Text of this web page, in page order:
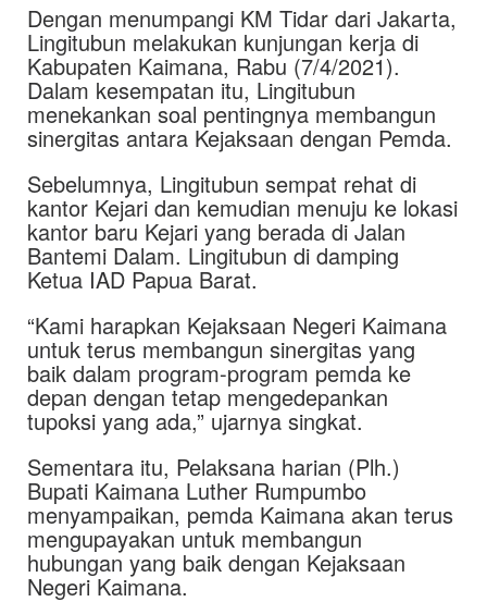
Dengan menumpangi KM Tidar dari Jakarta,
Lingitubun melakukan kunjungan kerja di
Kabupaten Kaimana, Rabu (7/4/2021).
Dalam kesempatan itu, Lingitubun
menekankan soal pentingnya membangun
sinergitas antara Kejaksaan dengan Pemda.
Sebelumnya, Lingitubun sempat rehat di
kantor Kejari dan kemudian menuju ke lokasi
kantor baru Kejari yang berada di Jalan
Bantemi Dalam. Lingitubun di damping
Ketua IAD Papua Barat.
“Kami harapkan Kejaksaan Negeri Kaimana
untuk terus membangun sinergitas yang
baik dalam program-program pemda ke
depan dengan tetap mengedepankan
tupoksi yang ada,” ujarnya singkat.
Sementara itu, Pelaksana harian (Plh.)
Bupati Kaimana Luther Rumpumbo
menyampaikan, pemda Kaimana akan terus
mengupayakan untuk membangun
hubungan yang baik dengan Kejaksaan
Negeri Kaimana.